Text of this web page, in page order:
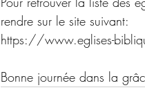
rendre sur le site suivant:
https://www.eglises-
Bonne journée dans la